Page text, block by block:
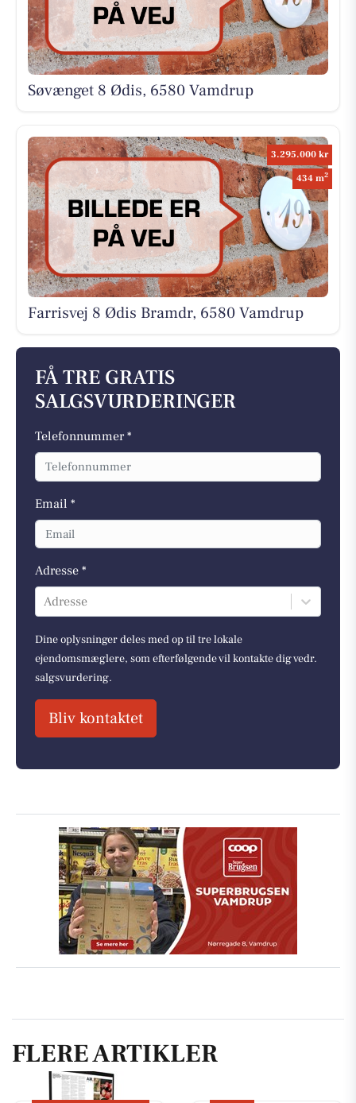
Søvænget 8 Ødis, 6580 Vamdrup
3.295.000 kr
434 m2
Farrisvej 8 Ødis Bramdr, 6580 Vamdrup
FÅ TRE GRATIS
SALGSVURDERINGER
Telefonnummer *
Email *
Adresse *
Adresse
Dine oplysninger deles med op til tre lokale
ejendomsmæglere, som efterfølgende vil kontakte dig vedr.
salgsvurdering.
Bliv kontaktet
FLERE ARTIKLER